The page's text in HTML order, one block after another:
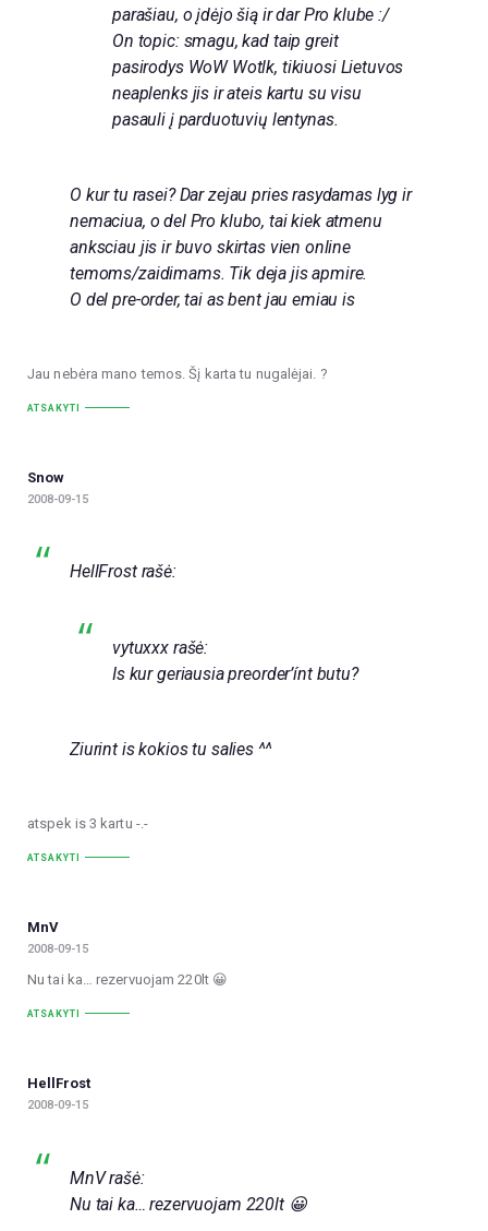
parašiau, o įdėjo šią ir dar Pro klube :/
On topic: smagu, kad taip greit
pasirodys WoW Wotlk, tikiuosi Lietuvos
neaplenks jis ir ateis kartu su visu
pasauli į parduotuvių lentynas.
O kur tu rasei? Dar zejau pries rasydamas lyg ir
nemaciua, o del Pro klubo, tai kiek atmenu
anksciau jis ir buvo skirtas vien online
temoms/zaidimams. Tik deja jis apmire.
O del pre-order, tai as bent jau emiau is
Jau nebėra mano temos. Šį karta tu nugalėjai. ?
ATSAKYTI
Snow
2008-09-15
HellFrost rašė:
vytuxxx rašė:
Is kur geriausia preorder’ínt butu?
Ziurint is kokios tu salies ^^
atspek is 3 kartu -.-
ATSAKYTI
MnV
2008-09-15
Nu tai ka… rezervuojam 220lt 😀
ATSAKYTI
HellFrost
2008-09-15
MnV rašė:
Nu tai ka… rezervuojam 220lt 😀